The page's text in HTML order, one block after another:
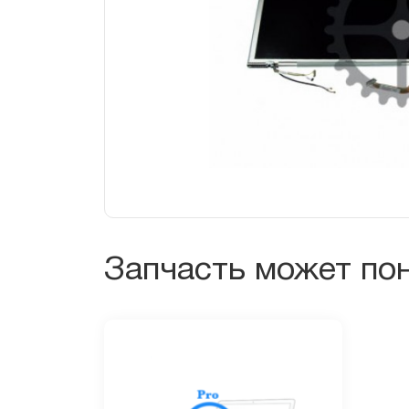
Запчасть может